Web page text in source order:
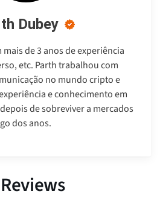
Dubey
de 3 anos de experiência
etc. Parth trabalhou com
no mundo cripto e
e conhecimento em
de sobreviver a mercados
dos anos.